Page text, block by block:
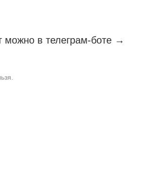
можно в телеграм-боте →